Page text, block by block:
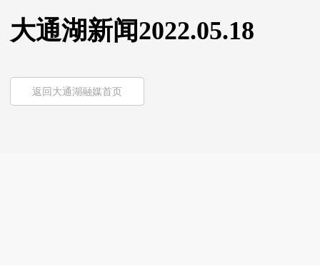
大通湖新闻2022.05.18
返回大通湖融媒首页